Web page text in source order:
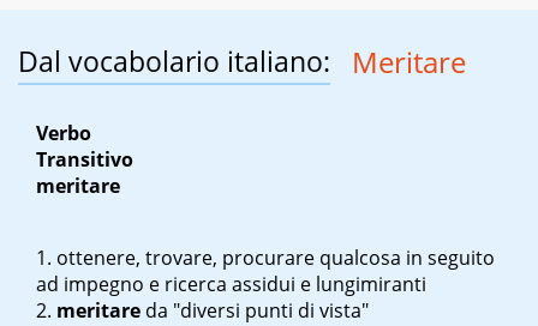
Dal vocabolario italiano: Meritare
Verbo
Transitivo
meritare
ottenere, trovare, procurare qualcosa in seguito
ad impegno e ricerca assidui e lungimiranti
meritare da "diversi punti di vista"